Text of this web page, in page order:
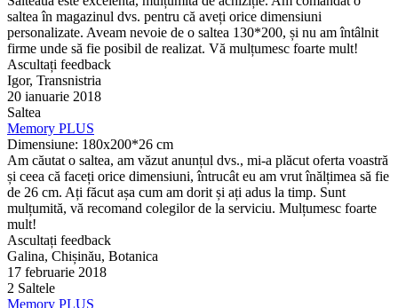
saltea în magazinul dvs. pentru că aveți orice dimensiuni
personalizate. Aveam nevoie de o saltea 130*200, și nu am întâlnit
firme unde să fie posibil de realizat. Vă mulțumesc foarte mult!
Ascultați feedback
Igor, Transnistria
20 ianuarie 2018
Saltea
Memory PLUS
Dimensiune: 180x200*26 cm
Am căutat o saltea, am văzut anunțul dvs., mi-a plăcut oferta voastră
și ceea că faceți orice dimensiuni, întrucât eu am vrut înălțimea să fie
de 26 cm. Ați făcut așa cum am dorit și ați adus la timp. Sunt
mulțumită, vă recomand colegilor de la serviciu. Mulțumesc foarte
mult!
Ascultați feedback
Galina, Chișinău, Botanica
17 februarie 2018
2 Saltele
Memory PLUS